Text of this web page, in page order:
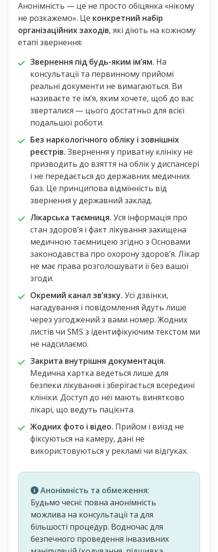
Анонімність — це не просто обіцянка «нікому
не розкажемо». Це конкретний набір
організаційних заходів, які діють на кожному
етапі звернення:
Звернення під будь-яким імʼям. На
консультації та первинному прийомі
реальні документи не вимагаються. Ви
називаєте те імʼя, яким хочете, щоб до вас
зверталися — цього достатньо для всієї
подальшої роботи.
Без наркологічного обліку і зовнішніх
реєстрів. Звернення у приватну клініку не
призводить до взяття на облік у диспансері
і не передається до державних медичних
баз. Це принципова відмінність від
звернення у державний заклад.
Лікарська таємниця. Уся інформація про
стан здоровʼя і факт лікування захищена
медичною таємницею згідно з Основами
законодавства про охорону здоровʼя. Лікар
не має права розголошувати її без вашої
згоди.
Окремий канал звʼязку. Усі дзвінки,
нагадування і повідомлення йдуть лише
через узгоджений з вами номер. Жодних
листів чи SMS з ідентифікуючим текстом ми
не надсилаємо.
Закрита внутрішня документація.
Медична картка ведеться лише для
безпеки лікування і зберігається всередині
клініки. Доступ до неї мають винятково
лікарі, що ведуть пацієнта.
Жодних фото і відео. Прийом і виїзд не
фіксуються на камеру, дані не
використовуються у рекламі чи відгуках.
Анонімність та обмеження:
Будьмо чесні: повна анонімність
можлива на консультації та для
більшості процедур. Водночас для
безпечного проведення інвазивних